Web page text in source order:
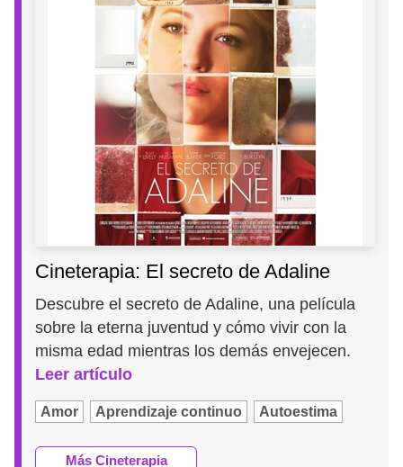
Cineterapia: El secreto de Adaline
Descubre el secreto de Adaline, una película
sobre la eterna juventud y cómo vivir con la
misma edad mientras los demás envejecen.
Leer artículo
Amor Aprendizaje continuo Autoestima
Más Cineterapia